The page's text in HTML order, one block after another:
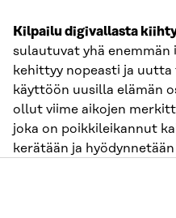
Kilpailu digivallasta
sulautuvat yhä enemmän
kehittyy nopeasti ja
käyttöön uusilla elämän
ollut viime aikojen
joka on poikkileikannut
kerätään ja
käydään kiistelyä